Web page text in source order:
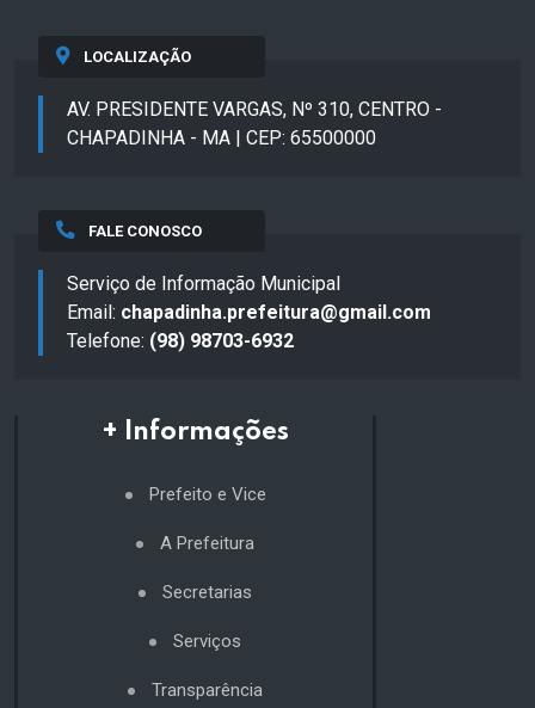
LOCALIZAÇÃO
AV. PRESIDENTE VARGAS, Nº 310, CENTRO -
CHAPADINHA - MA | CEP: 65500000
FALE CONOSCO
Serviço de Informação Municipal
Email: chapadinha.prefeitura@gmail.com
Telefone: (98) 98703-6932
+ Informações
Prefeito e Vice
A Prefeitura
Secretarias
Serviços
Transparência